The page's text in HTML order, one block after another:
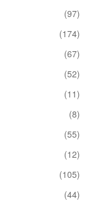
(97)
(174)
(67)
(52)
(11)
(8)
(55)
(12)
(105)
(44)